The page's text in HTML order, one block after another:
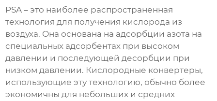
PSA – это наиболее распространенная
технология для получения кислорода из
воздуха. Она основана на адсорбции азота на
специальных адсорбентах при высоком
давлении и последующей десорбции при
низком давлении. Кислородные конвертеры,
использующие эту технологию, обычно более
экономичны для небольших и средних